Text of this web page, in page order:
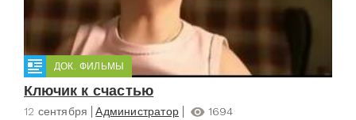
ДОК. ФИЛЬМЫ
Ключик к счастью
12 сентября Администратор
1694